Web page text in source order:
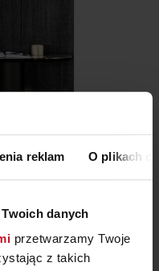
reklam O plikach
danych
przetwarzamy Twoje
z takich
SALONIE